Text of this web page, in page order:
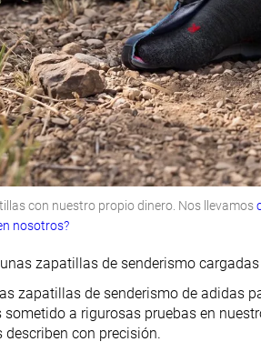
con nuestro propio dinero. Nos llevamos
nosotros?
zapatillas de senderismo
zapatillas de senderismo de adidas
a rigurosas pruebas en
describen con precisión.